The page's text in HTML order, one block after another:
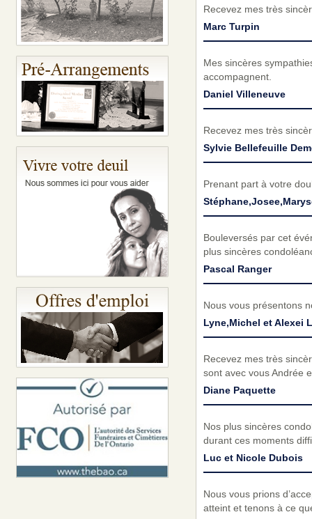
Recevez mes très
Marc Turpin
Mes sincères
accompagnent.
Daniel Villeneuve
Recevez mes très
Sylvie Bellefeuille
Prenant part à votre
Bouleversés par cet
plus sincères
Pascal Ranger
Nous vous présentons
Lyne,Michel et Alexei
Recevez mes très
sont avec vous Andrée
Diane Paquette
Nos plus sincères
durant ces moments
Luc et Nicole Dubois
Nous vous prions
atteint et tenons à ce